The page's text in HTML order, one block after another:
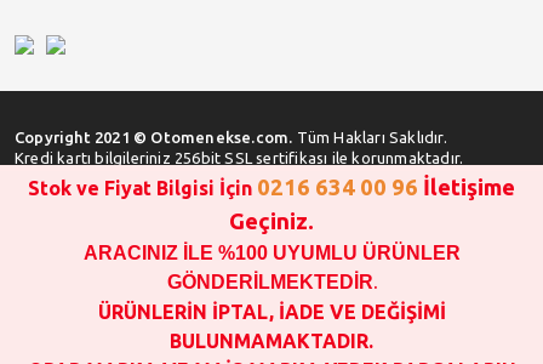
Copyright 2021 © Otomenekse.com. Tüm Hakları Saklıdır.
Kredi kartı bilgileriniz 256bit SSL sertifikası ile korunmaktadır.
SATIN ALMA İŞLEMİ YAPMADAN ÖNCE
STOK VE FİYAT BİLGİSİ ALINIZ !!!
1000 TL VE ÜSTÜ SİPARİŞ VERİLEBİLİR!!!
OPAR MARKA VE MAİS MARKA YEDEK PARÇALARIN
GARANTİSİ YOKTUR!!!!!!!!!!!
Stok ve Fiyat Bilgisi İçin 0216 634 00 96 İletişime
Geçiniz.
ARACINIZ İLE %100 UYUMLU ÜRÜNLER
GÖNDERİLMEKTEDİR.
ÜRÜNLERİN İPTAL, İADE VE DEĞİŞİMİ
BULUNMAMAKTADIR.